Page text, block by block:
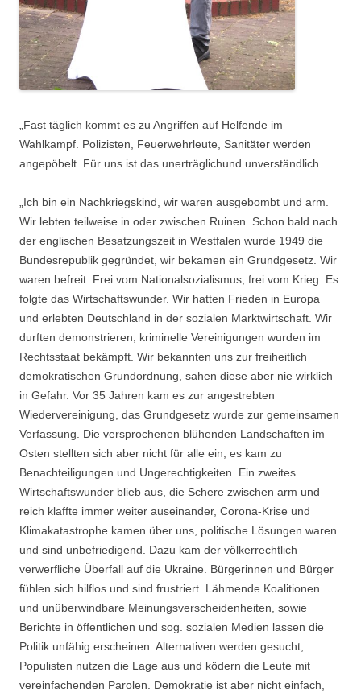
„Fast täglich kommt es zu Angriffen auf Helfende im
Wahlkampf. Polizisten, Feuerwehrleute, Sanitäter werden
angepöbelt. Für uns ist das unerträglichund unverständlich.
„Ich bin ein Nachkriegskind, wir waren ausgebombt und arm.
Wir lebten teilweise in oder zwischen Ruinen. Schon bald nach
der englischen Besatzungszeit in Westfalen wurde 1949 die
Bundesrepublik gegründet, wir bekamen ein Grundgesetz. Wir
waren befreit. Frei vom Nationalsozialismus, frei vom Krieg. Es
folgte das Wirtschaftswunder. Wir hatten Frieden in Europa
und erlebten Deutschland in der sozialen Marktwirtschaft. Wir
durften demonstrieren, kriminelle Vereinigungen wurden im
Rechtsstaat bekämpft. Wir bekannten uns zur freiheitlich
demokratischen Grundordnung, sahen diese aber nie wirklich
in Gefahr. Vor 35 Jahren kam es zur angestrebten
Wiedervereinigung, das Grundgesetz wurde zur gemeinsamen
Verfassung. Die versprochenen blühenden Landschaften im
Osten stellten sich aber nicht für alle ein, es kam zu
Benachteiligungen und Ungerechtigkeiten. Ein zweites
Wirtschaftswunder blieb aus, die Schere zwischen arm und
reich klaffte immer weiter auseinander, Corona-Krise und
Klimakatastrophe kamen über uns, politische Lösungen waren
und sind unbefriedigend. Dazu kam der völkerrechtlich
verwerfliche Überfall auf die Ukraine. Bürgerinnen und Bürger
fühlen sich hilflos und sind frustriert. Lähmende Koalitionen
und unüberwindbare Meinungsverscheidenheiten, sowie
Berichte in öffentlichen und sog. sozialen Medien lassen die
Politik unfähig erscheinen. Alternativen werden gesucht,
Populisten nutzen die Lage aus und ködern die Leute mit
vereinfachenden Parolen. Demokratie ist aber nicht einfach,